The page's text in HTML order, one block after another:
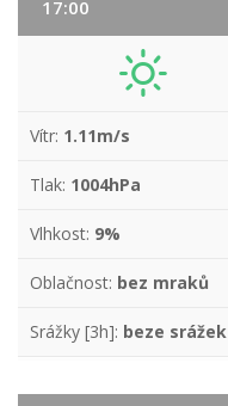
17:00
Vítr: 1.11m/s
Tlak: 1004hPa
Vlhkost: 9%
Oblačnost: bez mraků
Srážky [3h]: beze srážek